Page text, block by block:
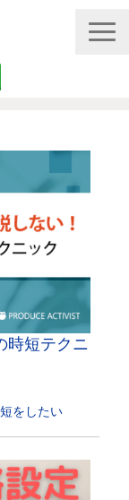
ム
時短テクニ
をしたい